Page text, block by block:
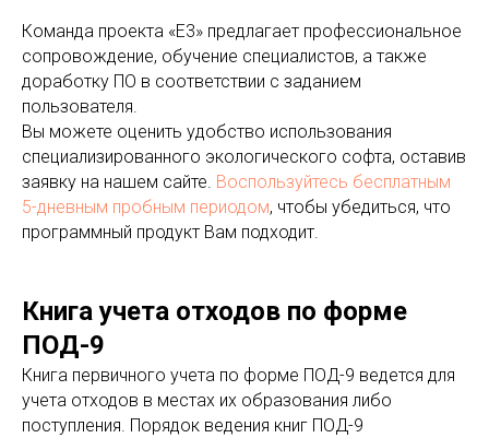
Команда проекта «Е3» предлагает профессиональное
сопровождение, обучение специалистов, а также
доработку ПО в соответствии с заданием
пользователя.
Вы можете оценить удобство использования
специализированного экологического софта, оставив
заявку на нашем сайте. Воспользуйтесь бесплатным
5-дневным пробным периодом, чтобы убедиться, что
программный продукт Вам подходит.
Книга учета отходов по форме
ПОД-9
Книга первичного учета по форме ПОД-9 ведется для
учета отходов в местах их образования либо
поступления. Порядок ведения книг ПОД-9